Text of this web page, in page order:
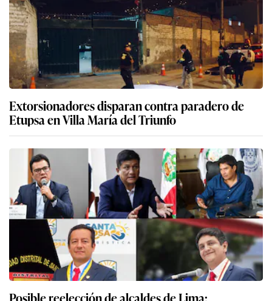
Extorsionadores disparan contra paradero de
Etupsa en Villa María del Triunfo
Posible reelección de alcaldes de Lima: